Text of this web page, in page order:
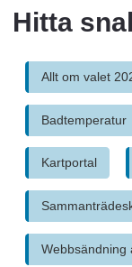
Hitta
Allt om valet
Badtemperatur
Kartportal
Webbsändning